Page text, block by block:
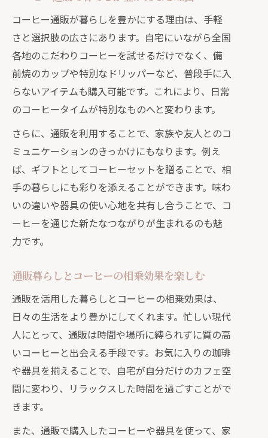
通販を巡る暮らしとコーヒーの最新ト
レンド
暮らしと珈琲通販で発見する多彩な楽
しみ方
通販暮らしとコーヒーで広がる味とデ
ザイン
り体験
暮らしと珈琲通販で巡る季節ごとの魅
力提案
コーヒー通販が暮らしを豊かにする理由は、手軽
さと選択肢の広さにあります。自宅にいながら全国
各地のこだわりコーヒーを試せるだけでなく、備
前焼のカップや特別なドリッパーなど、普段手に入
らないアイテムも購入可能です。これにより、日常
のコーヒータイムが特別なものへと変わります。
さらに、通販を利用することで、家族や友人とのコ
ミュニケーションのきっかけにもなります。例え
ば、ギフトとしてコーヒーセットを贈ることで、相
手の暮らしにも彩りを添えることができます。味わ
いの違いや器具の使い心地を共有し合うことで、コ
ーヒーを通じた新たなつながりが生まれるのも魅
力です。
通販暮らしとコーヒーの相乗効果を楽しむ
通販を活用した暮らしとコーヒーの相乗効果は、
日々の生活をより豊かにしてくれます。忙しい現代
人にとって、通販は時間や場所に縛られずに質の高
いコーヒーと出会える手段です。お気に入りの珈琲
や器具を揃えることで、自宅が自分だけのカフェ空
間に変わり、リラックスした時間を過ごすことがで
きます。
また、通販で購入したコーヒーや器具を使って、家